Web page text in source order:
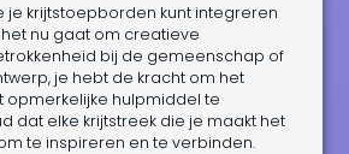
je krijtstoepborden kunt integreren
nu gaat om creatieve
bij de gemeenschap of
je hebt de kracht om het
opmerkelijke hulpmiddel te
dat elke krijtstreek die je maakt het
te inspireren en te verbinden.